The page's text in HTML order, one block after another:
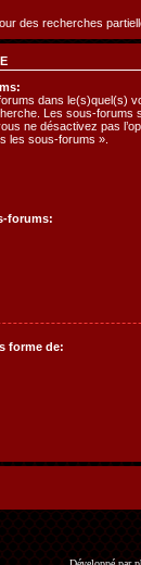
des recherches
dans le(s)quel(s)
Les sous-forums
ne désactivez pas
les sous-forums ».
forums:
forme de: